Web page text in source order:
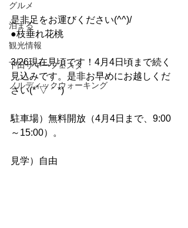
グルメ
泊まる
観光情報
下田サマーフェスタ
ノルディックウォーキング
是非足をお運びください(^^)/
●枝垂れ花桃
3/26現在見頃です！4月4日頃まで続く
見込みです。是非お早めにお越しくだ
さい(*´▽｀*)
駐車場）無料開放（4月4日まで、9:00
～15:00）。
見学）自由